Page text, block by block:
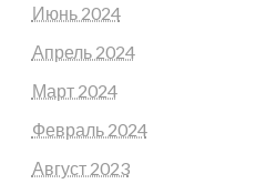
Июнь 2024
Апрель 2024
Март 2024
Февраль 2024
Август 2023